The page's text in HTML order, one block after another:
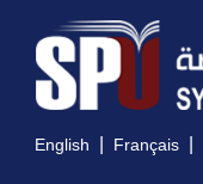
English | Français |